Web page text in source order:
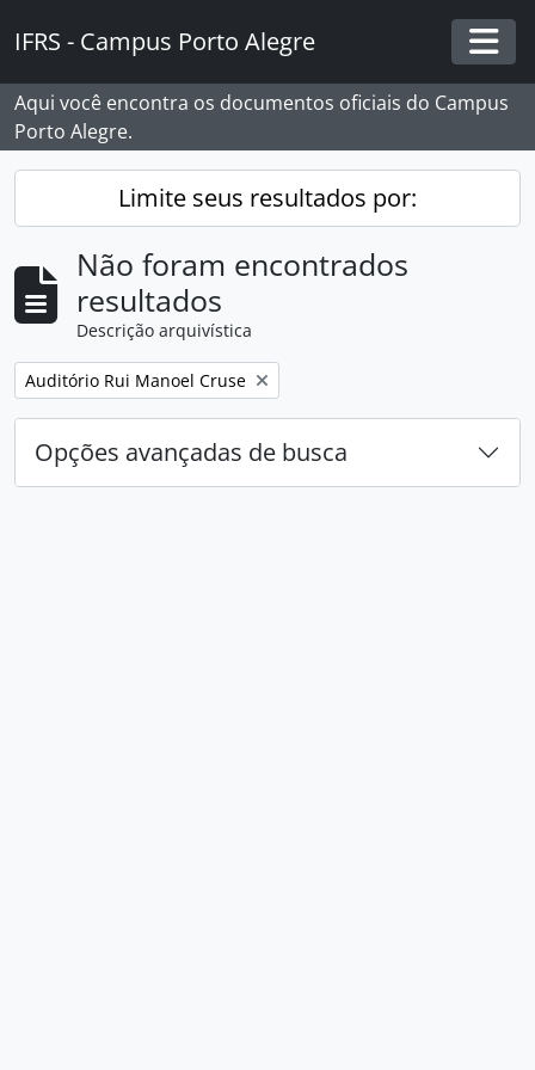
IFRS - Campus Porto Alegre
Aqui você encontra os documentos oficiais do Campus
Porto Alegre.
Limite seus resultados por:
Não foram encontrados
resultados
Descrição arquivística
Remover filtro:
Auditório Rui Manoel Cruse
Opções avançadas de busca